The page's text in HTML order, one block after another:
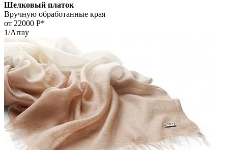
Шелковый платок
Вручную обработанные края
от 22000 Р*
1/Array